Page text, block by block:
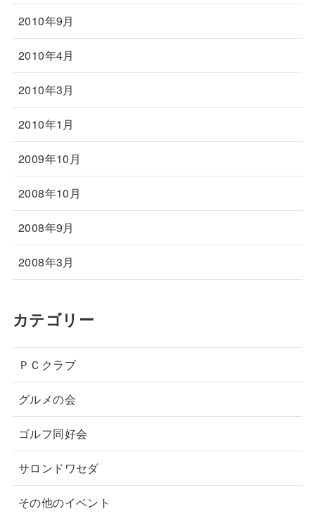
2010年9月
2010年4月
2010年3月
2010年1月
2009年10月
2008年10月
2008年9月
2008年3月
カテゴリー
ＰＣクラブ
グルメの会
ゴルフ同好会
サロンドワセダ
その他のイベント